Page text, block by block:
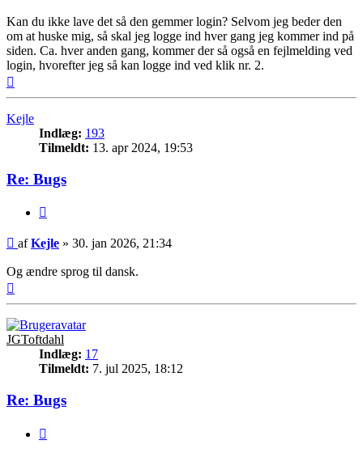
Kan du ikke lave det så den gemmer login? Selvom jeg beder den
om at huske mig, så skal jeg logge ind hver gang jeg kommer ind på
siden. Ca. hver anden gang, kommer der så også en fejlmelding ved
login, hvorefter jeg så kan logge ind ved klik nr. 2.
Kejle
Indlæg: 193
Tilmeldt: 13. apr 2024, 19:53
Re: Bugs
Indlæg
afKejle » 30. jan 2026, 21:34
Og ændre sprog til dansk.
JGToftdahl
Indlæg: 17
Tilmeldt: 7. jul 2025, 18:12
Re: Bugs